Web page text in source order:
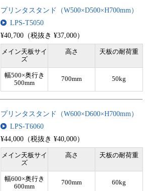
プリンタスタンド（W500×D500×H700mm）
LPS-T5050
¥40,700（税抜き ¥37,000）
メイン天板サイ
ズ
高さ 天板の耐荷重
幅500×奥行き
500mm
700mm 50kg
プリンタスタンド（W600×D600×H700mm）
LPS-T6060
¥44,000（税抜き ¥40,000）
メイン天板サイ
ズ
高さ 天板の耐荷重
幅600×奥行き
600mm
700mm 60kg